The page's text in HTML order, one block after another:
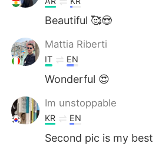
Beautiful 🥰😍
Mattia Riberti
IT EN
Wonderful 😍
Im unstoppable
KR EN
Second pic is my best